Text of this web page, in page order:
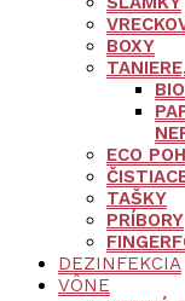
BOXY
ECO
TAŠKY
PRÍBORY
DEZINFEKCIA
VÔNE